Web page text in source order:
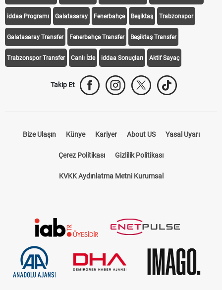
iddaa Programı Galatasaray Fenerbahçe Beşiktaş Trabzonspor
Galatasaray Transfer Fenerbahçe Transfer Beşiktaş Transfer
Trabzonspor Transfer Canlı İzle iddaa Sonuçları Aktif Sayaç
Takip Et
Bize Ulaşın Künye Kariyer About US Yasal Uyarı
Çerez Politikası Gizlilik Politikası
KVKK Aydınlatma Metni Kurumsal